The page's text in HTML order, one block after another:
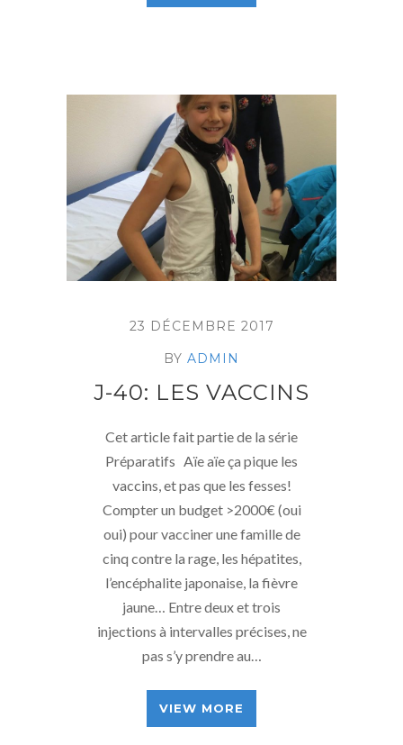
23 DÉCEMBRE 2017
BY ADMIN
J-40: LES VACCINS
Cet article fait partie de la série
Préparatifs Aïe aïe ça pique les
vaccins, et pas que les fesses!
Compter un budget >2000€ (oui
oui) pour vacciner une famille de
cinq contre la rage, les hépatites,
l’encéphalite japonaise, la fièvre
jaune… Entre deux et trois
injections à intervalles précises, ne
pas s’y prendre au…
VIEW MORE